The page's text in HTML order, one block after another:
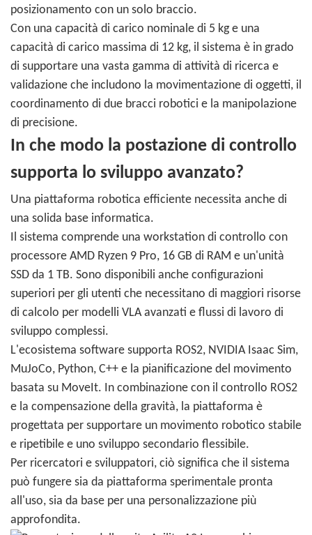
posizionamento con un solo braccio.
Con una capacità di carico nominale di 5 kg e una
capacità di carico massima di 12 kg, il sistema è in grado
di supportare una vasta gamma di attività di ricerca e
validazione che includono la movimentazione di oggetti, il
coordinamento di due bracci robotici e la manipolazione
di precisione.
In che modo la postazione di controllo
supporta lo sviluppo avanzato?
Una piattaforma robotica efficiente necessita anche di
una solida base informatica.
Il sistema comprende una workstation di controllo con
processore AMD Ryzen 9 Pro, 16 GB di RAM e un'unità
SSD da 1 TB. Sono disponibili anche configurazioni
superiori per gli utenti che necessitano di maggiori risorse
di calcolo per modelli VLA avanzati e flussi di lavoro di
sviluppo complessi.
L'ecosistema software supporta ROS2, NVIDIA Isaac Sim,
MuJoCo, Python, C++ e la pianificazione del movimento
basata su MoveIt. In combinazione con il controllo ROS2
e la compensazione della gravità, la piattaforma è
progettata per supportare un movimento robotico stabile
e ripetibile e uno sviluppo secondario flessibile.
Per ricercatori e sviluppatori, ciò significa che il sistema
può fungere sia da piattaforma sperimentale pronta
all'uso, sia da base per una personalizzazione più
approfondita.